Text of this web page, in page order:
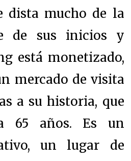
dista mucho de la
de sus inicios y
está monetizado,
mercado de visita
a su historia, que
65 años. Es un
un lugar de